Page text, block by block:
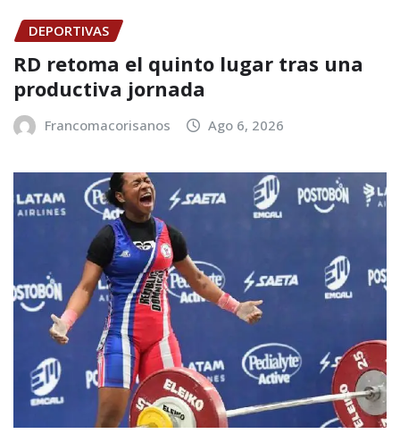
DEPORTIVAS
RD retoma el quinto lugar tras una
productiva jornada
Francomacorisanos Ago 6, 2026